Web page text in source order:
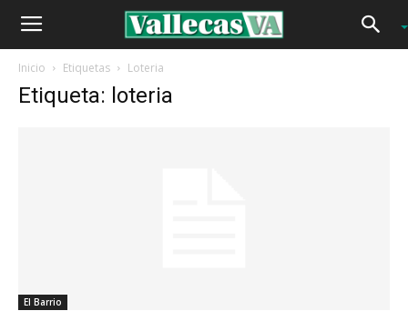
Inicio Etiquetas Loteria
Etiqueta: loteria
El Barrio